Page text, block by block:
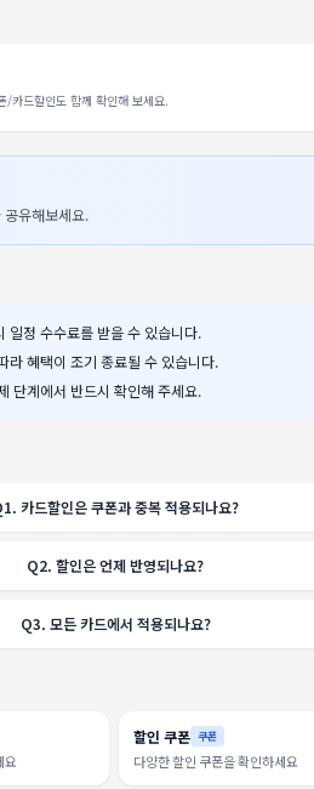
/카드할인도 함께 확인해 보세요.
공유해보세요.
일정 수수료를 받을 수 있습니다.
라 혜택이 조기 종료될 수 있습니다.
단계에서 반드시 확인해 주세요.
1.카드할인은 쿠폰과 중복 적용되나요?
Q2.할인은 언제 반영되나요?
Q3. 모든 카드에서 적용되나요?
요
할인 쿠폰 쿠폰
다양한 할인 쿠폰을 확인하세요